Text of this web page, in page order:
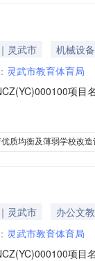
灵武市
机械设备
灵武市教育体育局
项目
条件1.满足《中
优质均衡及薄弱学校改
灵武市
办公文教
灵武市教育体育局
项目